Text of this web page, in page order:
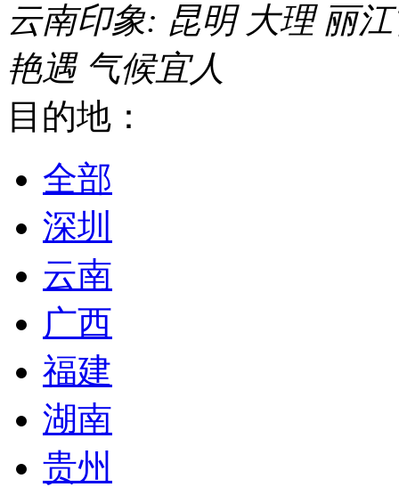
云南印象: 昆明 大理 丽
艳遇 气候宜人
目的地：
全部
深圳
云南
广西
福建
湖南
贵州